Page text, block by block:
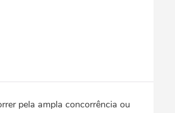
pela ampla concorrência ou